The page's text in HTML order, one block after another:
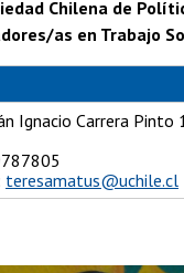
Chilena de
as en Trabajo
Ignacio Carrera Pinto
teresamatus@uchile.cl